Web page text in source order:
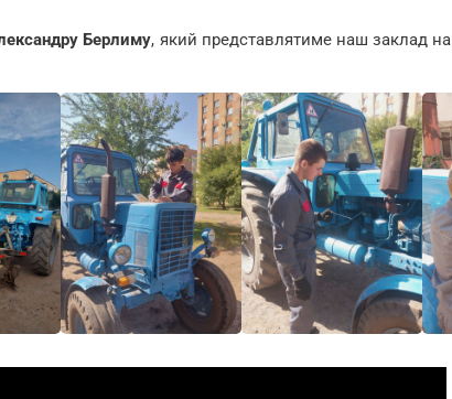
Берлиму, який представлятиме наш заклад на